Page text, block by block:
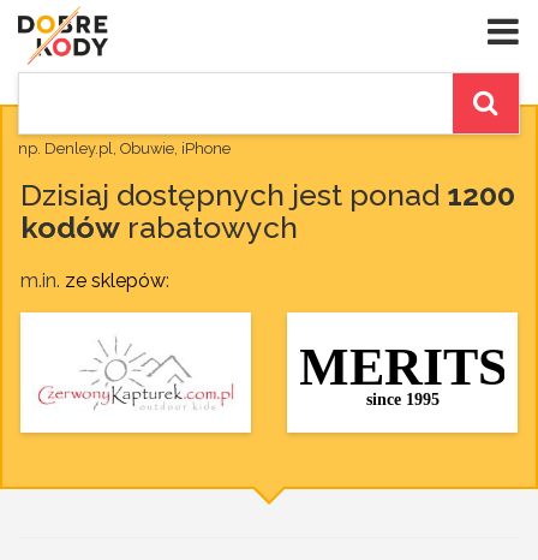
np. Denley.pl, Obuwie, iPhone
Dzisiaj dostępnych jest ponad 1200
kodów rabatowych
m.in. ze sklepów: